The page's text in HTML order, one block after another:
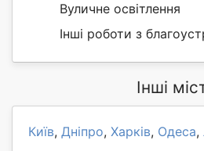
Вуличне освітлення
Інші роботи з
Інші
Київ, Дніпро, Харків, Одеса,